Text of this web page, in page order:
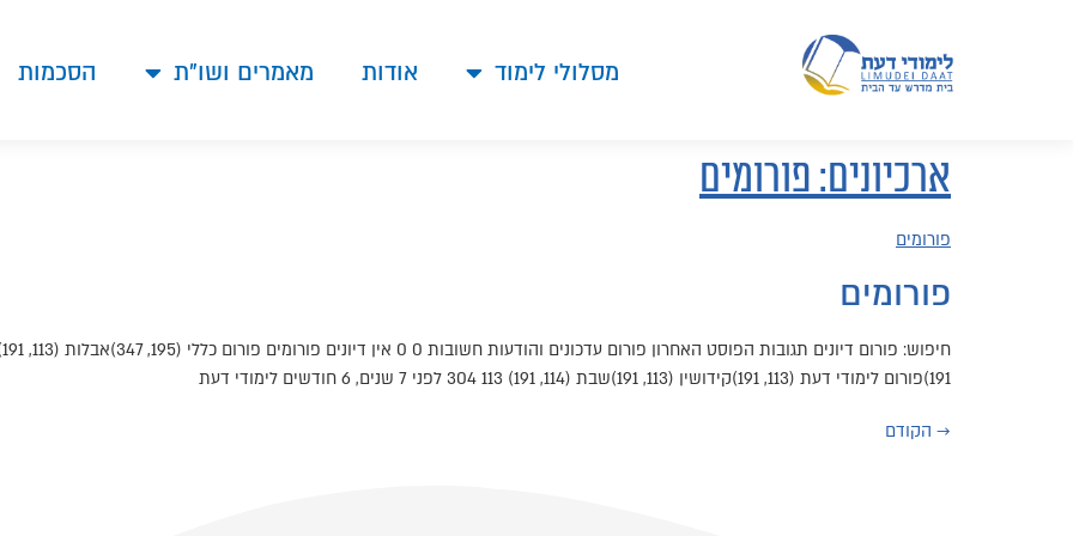
מסלולי לימוד אודות מאמרים ושו"ת הסכמות
ארכיונים: פורומים
פורומים
פורומים
191)פורום לימודי דעת (113, 191)קידושין (113, 191)שבת (114, 191) 113 304 לפני 7 שנים, 6 חודשים לימודי דעת
→ הקודם